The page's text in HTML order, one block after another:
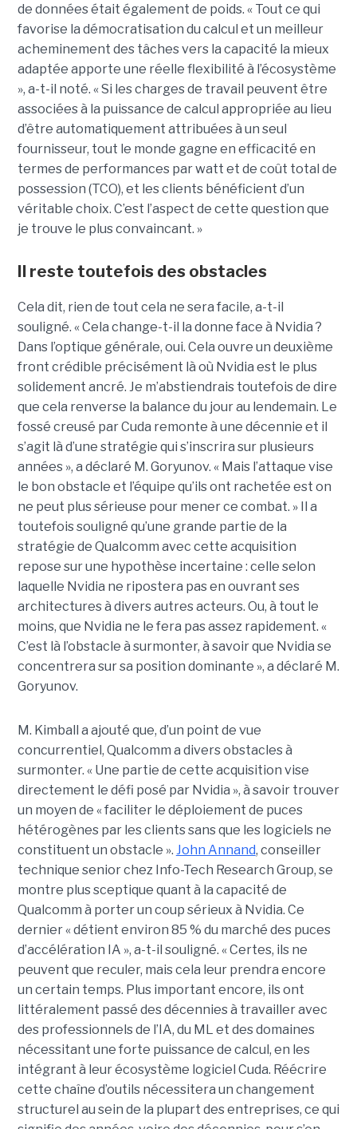
de données était également de poids. « Tout ce qui
favorise la démocratisation du calcul et un meilleur
acheminement des tâches vers la capacité la mieux
adaptée apporte une réelle flexibilité à l’écosystème
», a-t-il noté. « Si les charges de travail peuvent être
associées à la puissance de calcul appropriée au lieu
d’être automatiquement attribuées à un seul
fournisseur, tout le monde gagne en efficacité en
termes de performances par watt et de coût total de
possession (TCO), et les clients bénéficient d’un
véritable choix. C’est l’aspect de cette question que
je trouve le plus convaincant. »
Il reste toutefois des obstacles
Cela dit, rien de tout cela ne sera facile, a-t-il
souligné. « Cela change-t-il la donne face à Nvidia ?
Dans l’optique générale, oui. Cela ouvre un deuxième
front crédible précisément là où Nvidia est le plus
solidement ancré. Je m’abstiendrais toutefois de dire
que cela renverse la balance du jour au lendemain. Le
fossé creusé par Cuda remonte à une décennie et il
s’agit là d’une stratégie qui s’inscrira sur plusieurs
années », a déclaré M. Goryunov. « Mais l’attaque vise
le bon obstacle et l’équipe qu’ils ont rachetée est on
ne peut plus sérieuse pour mener ce combat. » Il a
toutefois souligné qu’une grande partie de la
stratégie de Qualcomm avec cette acquisition
repose sur une hypothèse incertaine : celle selon
laquelle Nvidia ne ripostera pas en ouvrant ses
architectures à divers autres acteurs. Ou, à tout le
moins, que Nvidia ne le fera pas assez rapidement. «
C’est là l’obstacle à surmonter, à savoir que Nvidia se
concentrera sur sa position dominante », a déclaré M.
Goryunov.
M. Kimball a ajouté que, d’un point de vue
concurrentiel, Qualcomm a divers obstacles à
surmonter. « Une partie de cette acquisition vise
directement le défi posé par Nvidia », à savoir trouver
un moyen de « faciliter le déploiement de puces
hétérogènes par les clients sans que les logiciels ne
constituent un obstacle ». John Annand, conseiller
technique senior chez Info-Tech Research Group, se
montre plus sceptique quant à la capacité de
Qualcomm à porter un coup sérieux à Nvidia. Ce
dernier « détient environ 85 % du marché des puces
d’accélération IA », a-t-il souligné. « Certes, ils ne
peuvent que reculer, mais cela leur prendra encore
un certain temps. Plus important encore, ils ont
littéralement passé des décennies à travailler avec
des professionnels de l’IA, du ML et des domaines
nécessitant une forte puissance de calcul, en les
intégrant à leur écosystème logiciel Cuda. Réécrire
cette chaîne d’outils nécessitera un changement
structurel au sein de la plupart des entreprises, ce qui